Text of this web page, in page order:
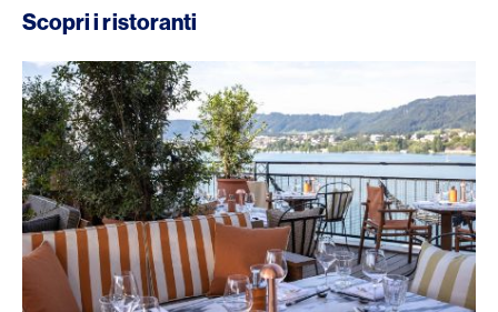
Scopri i ristoranti